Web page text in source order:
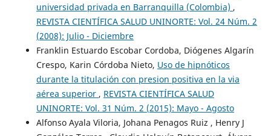
universidad privada en Barranquilla (Colombia) ,
REVISTA CIENTÍFICA SALUD UNINORTE: Vol. 24 Núm. 2
(2008): Julio - Diciembre
Franklin Estuardo Escobar Cordoba, Diógenes Algarín
Crespo, Karin Córdoba Nieto, Uso de hipnóticos
durante la titulación con presion positiva en la via
aérea superior , REVISTA CIENTÍFICA SALUD
UNINORTE: Vol. 31 Núm. 2 (2015): Mayo - Agosto
Alfonso Ayala Viloria, Johana Penagos Ruiz , Henry J